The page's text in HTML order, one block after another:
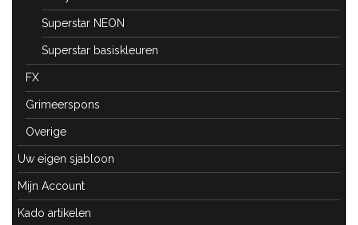
Superstar NEON
Superstar basiskleuren
FX
Grimeerspons
Overige
Uw eigen sjabloon
Mijn Account
Kado artikelen